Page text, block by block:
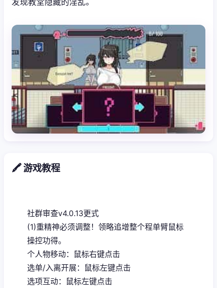
🖍️ 游戏教程
社群审查v4.0.13更式
(1)重精神必须调整！领略追增整个程单臂鼠标
操控功得。
个人物移动：鼠标右键点击
选单/入离开展：鼠标左键点击
选项互动：鼠标左键点击